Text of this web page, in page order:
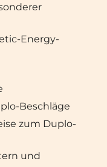
Energy-
Beschläge
zum Duplo-
und